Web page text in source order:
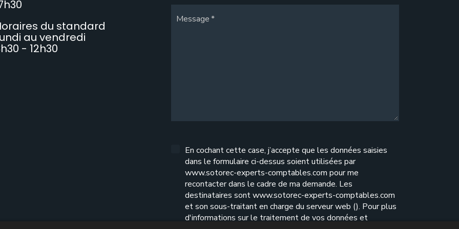
du standard
au vendredi
- 12h30
Message
En cochant cette case, j’accepte que les données saisies
dans le formulaire ci-dessus soient utilisées par
www.sotorec-experts-comptables.com pour me
recontacter dans le cadre de ma demande. Les
destinataires sont www.sotorec-experts-comptables.com
et son sous-traitant en charge du serveur web (). Pour plus
d'informations sur le traitement de vos données et